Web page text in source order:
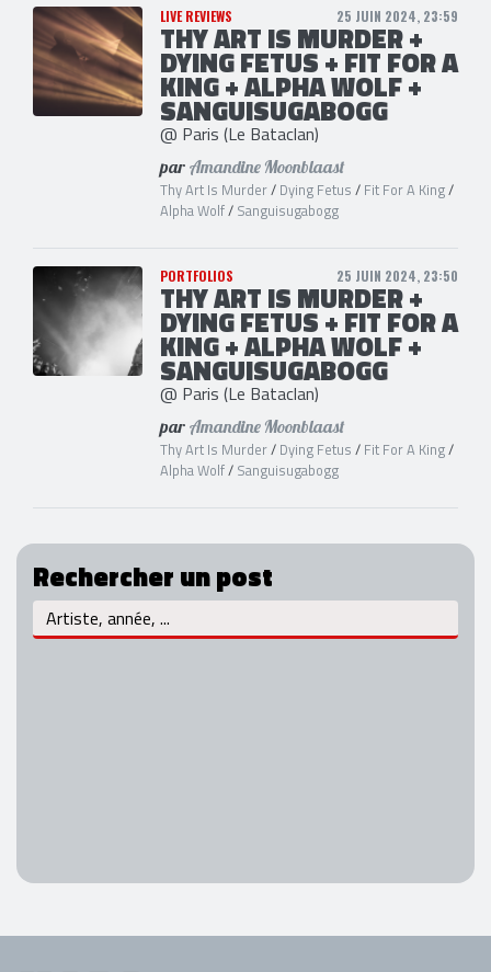
LIVE REVIEWS 25 JUIN 2024, 23:59
THY ART IS MURDER +
DYING FETUS + FIT FOR A
KING + ALPHA WOLF +
SANGUISUGABOGG
@ Paris (Le Bataclan)
par Amandine Moonblaast
Thy Art Is Murder/ Dying Fetus / Fit For A King/
Alpha Wolf/ Sanguisugabogg
PORTFOLIOS 25 JUIN 2024, 23:50
THY ART IS MURDER +
DYING FETUS + FIT FOR A
KING + ALPHA WOLF +
SANGUISUGABOGG
@ Paris (Le Bataclan)
par Amandine Moonblaast
Thy Art Is Murder/ Dying Fetus / Fit For A King/
Alpha Wolf/ Sanguisugabogg
Rechercher un post